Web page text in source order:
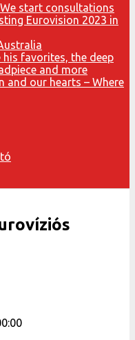
start consultations
Eurovision 2023 in
his favorites, the deep
and more
and our hearts – Where